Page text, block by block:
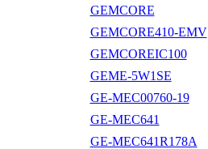
GEMCORE
GEMCORE410-EMV
GEMCOREIC100
GEME-5W1SE
GE-MEC00760-19
GE-MEC641
GE-MEC641R178A